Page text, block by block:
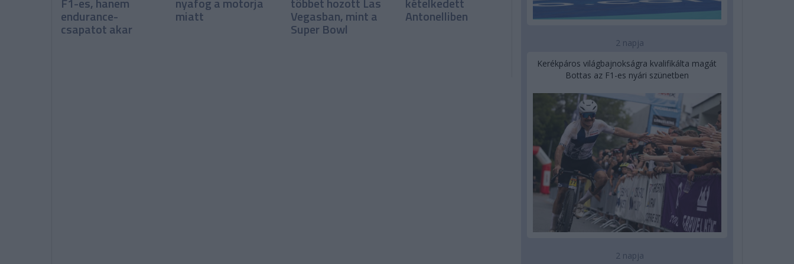
endurance-
csapatot akar
miatt Vegasban, mint a
Super Bowl
Antonelliben
2 napja
Kerékpáros világbajnokságra kvalifikálta magát
Bottas az F1-es nyári szünetben
2 napja